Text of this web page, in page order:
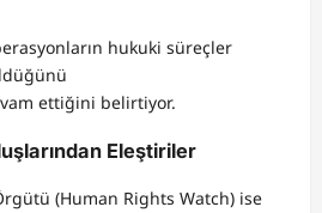
hukuki süreçler
ettiğini belirtiyor.
Eleştiriler
(Human Rights Watch) ise